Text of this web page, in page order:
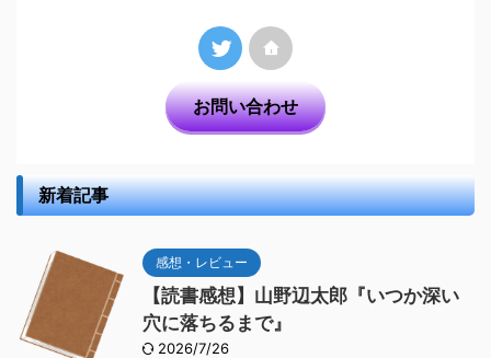
お問い合わせ
新着記事
感想・レビュー
【読書感想】山野辺太郎『いつか深い
穴に落ちるまで』
2026/7/26